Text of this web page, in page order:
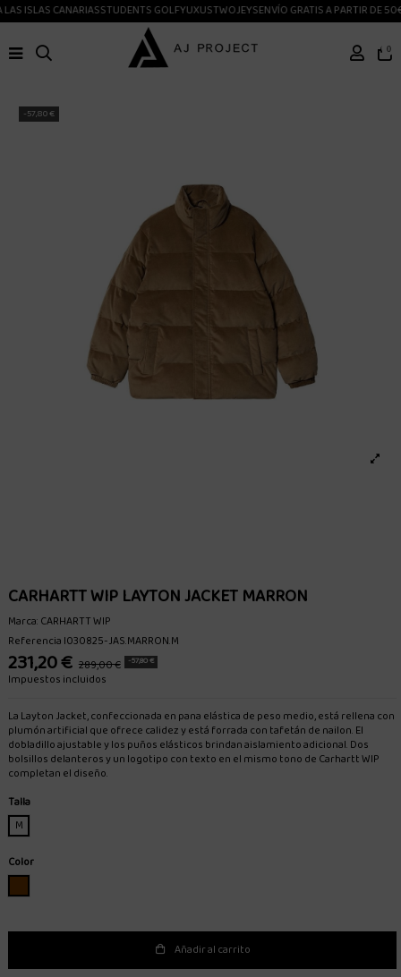
ISLAS CANARIASSTUDENTS GOLFYUXUSTWOJEYSENVÍO GRATIS A PARTIR DE 50€
0
-57,80 €
CARHARTT WIP LAYTON JACKET MARRON
Marca:CARHARTT WIP
ReferenciaI030825-JAS.MARRON.M
231,20 € 289,00 € -57,80 €
Impuestos incluidos
La Layton Jacket, confeccionada en pana elástica de peso medio, está rellena con
plumón artificial que ofrece calidez y está forrada con tafetán de nailon. El
dobladillo ajustable y los puños elásticos brindan aislamiento adicional. Dos
bolsillos delanteros y un logotipo con texto en el mismo tono de Carhartt WIP
completan el diseño.
Talla
M
Color
Añadir al carrito